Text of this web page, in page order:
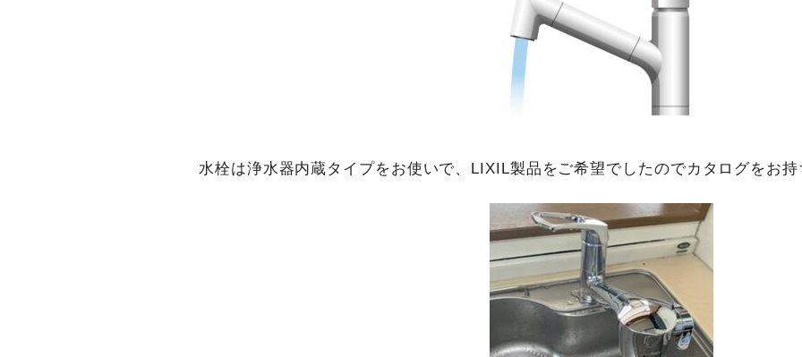
水栓は浄水器内蔵タイプをお使いで、LIXIL製品をご希望でしたのでカタログをお持